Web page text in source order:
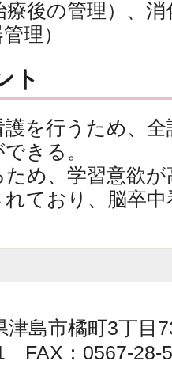
後の管理）、
理）
ト
を行うため、
きる。
め、学習意欲
ており、脳卒
島市橘町3丁目
FAX：0567-28-